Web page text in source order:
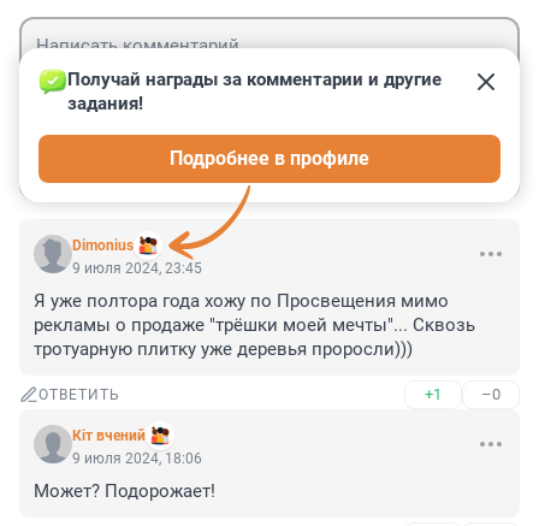
Dimonius
Получай награды за комментарии и другие
задания!
Подробнее в профиле
9 июля 2024, 23:45
Я уже полтора года хожу по Просвещения мимо
рекламы о продаже "трёшки моей мечты"... Сквозь
тротуарную плитку уже деревья проросли)))
ОТВЕТИТЬ +1 –0
Кiт вчений
9 июля 2024, 18:06
Может? Подорожает!